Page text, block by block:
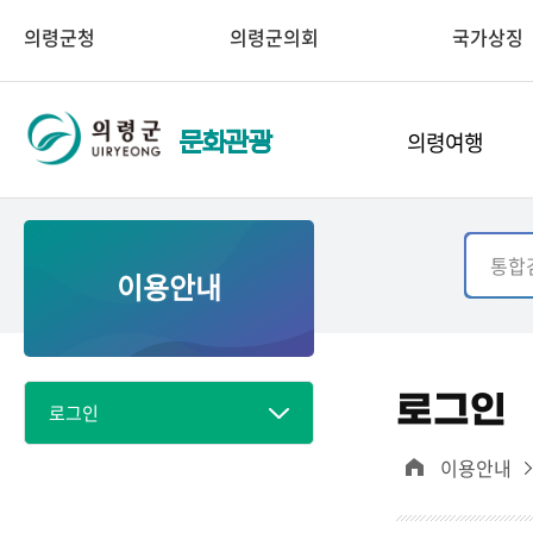
의령군청 의령군의회 국가상징
문화관광 의령여행
이용안내
로그인 로그인
이용안내